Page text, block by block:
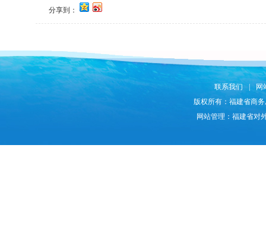
分享到：
联系我们
网
版权所有：福建省商
网站管理：福建省对